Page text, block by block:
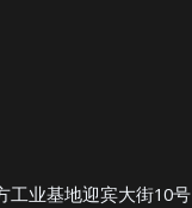
工业基地迎宾大街10号